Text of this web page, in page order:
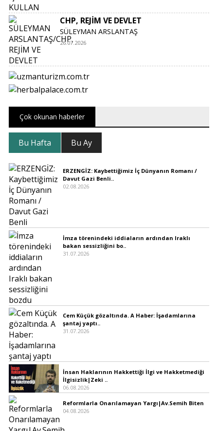
CHP, REJİM VE DEVLET
SÜLEYMAN ARSLANTAŞ
26.07.2026
Çok okunan haberler
Bu Hafta Bu Ay
ERZENGİZ: Kaybettiğimiz İç Dünyanın Romanı /
Davut Gazi Benli..
02.08.2026
İmza törenindeki iddiaların ardından Iraklı
bakan sessizliğini bo..
31.07.2026
Cem Küçük gözaltında. A Haber: İşadamlarına
şantaj yaptı..
31.07.2026
İnsan Haklarının Hakkettiği İlgi ve Hakketmediği
İlgisizlik|Zeki ..
06.08.2026
Reformlarla Onarılamayan Yargı|Av.Semih Biten
04.08.2026